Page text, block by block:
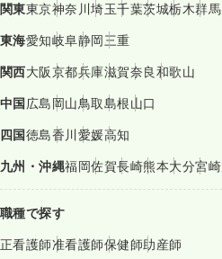
関東東京神奈川埼玉千葉茨城栃木群馬
東海愛知岐阜静岡三重
関西大阪京都兵庫滋賀奈良和歌山
中国広島岡山鳥取島根山口
四国徳島香川愛媛高知
九州・沖縄福岡佐賀長崎熊本大分宮崎
職種で探す
正看護師准看護師保健師助産師